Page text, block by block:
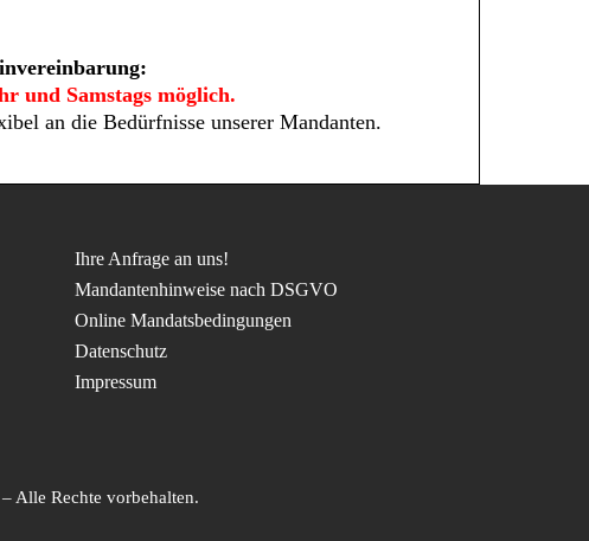
und Samstags möglich.
an die Bedürfnisse unserer Mandanten.
Ihre Anfrage an uns!
Mandantenhinweise nach DSGVO
Online Mandatsbedingungen
Datenschutz
Impressum
– Alle Rechte vorbehalten.